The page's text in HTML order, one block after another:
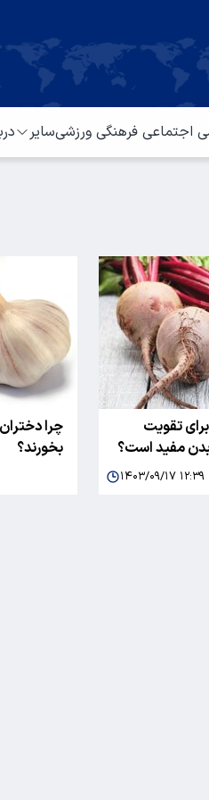
اجتماعی فرهنگی ورزشیسایر
تقویت
مفید است؟
۱۴۰۳/۰۹/۱۷ ۱۲:۳۹
چرا
بخورند؟